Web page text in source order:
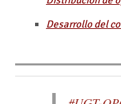
Desarrollo del